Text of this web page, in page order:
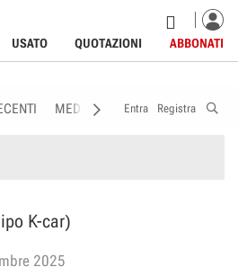
USATO QUOTAZIONI ABBONATI
MEDIA MEMBRI
Entra Registra
K-car)
2025